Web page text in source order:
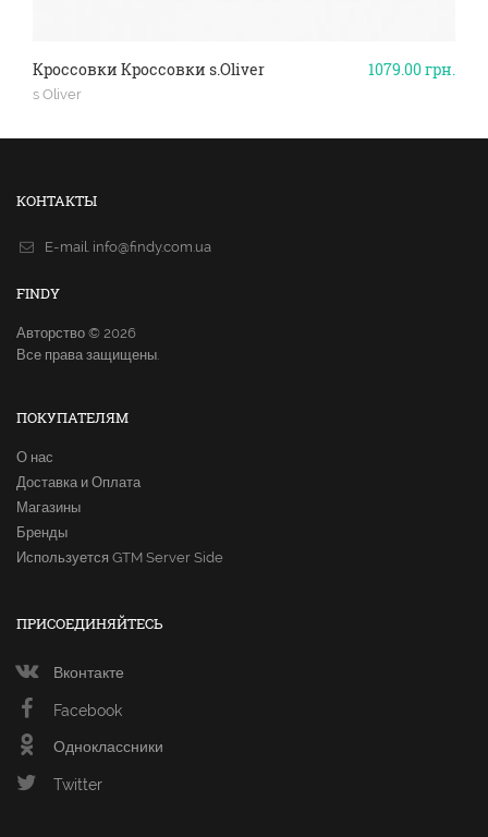
1079.00грн.
Кроссовки Кроссовки s.Oliver
s Oliver
КОНТАКТЫ
E-mail. info@findy.com.ua
FINDY
Авторство © 2026
Все права защищены.
ПОКУПАТЕЛЯМ
О нас
Доставка и Оплата
Магазины
Бренды
Используется GTM Server Side
ПРИСОЕДИНЯЙТЕСЬ
Вконтакте
Facebook
Одноклассники
Twitter